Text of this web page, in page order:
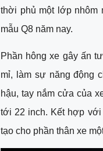
thời phủ một lớp nhôm
mẫu Q8 năm nay.
Phần hông xe gây ấn
mỉ, làm sự năng động
hậu, tay nắm cửa của
tới 22 inch. Kết hợp
tạo cho phần thân xe